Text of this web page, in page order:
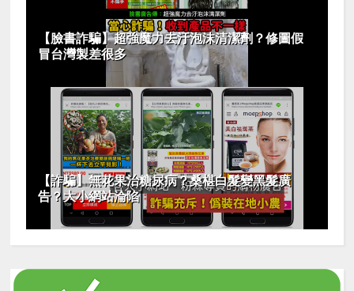
【臉書詐騙】超強魔力去汙泡沫清潔劑？修圖假
冒台灣製差很多
【詐騙】無花果治糖尿病？桑椹白髮變黑髮廣
告？大小網站淪陷